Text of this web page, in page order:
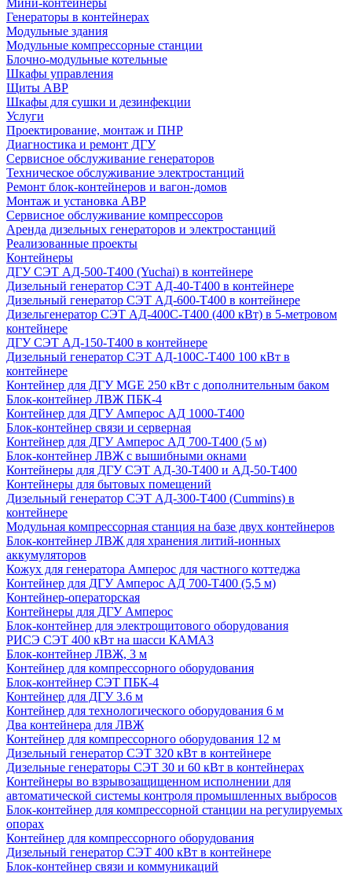
Мини-контейнеры
Генераторы в контейнерах
Модульные здания
Модульные компрессорные станции
Блочно-модульные котельные
Шкафы управления
Щиты АВР
Шкафы для сушки и дезинфекции
Услуги
Проектирование, монтаж и ПНР
Диагностика и ремонт ДГУ
Сервисное обслуживание генераторов
Техническое обслуживание электростанций
Ремонт блок-контейнеров и вагон-домов
Монтаж и установка АВР
Сервисное обслуживание компрессоров
Аренда дизельных генераторов и электростанций
Реализованные проекты
Контейнеры
ДГУ СЭТ АД-500-Т400 (Yuchai) в контейнере
Дизельный генератор СЭТ АД-40-Т400 в контейнере
Дизельный генератор СЭТ АД-600-Т400 в контейнере
Дизельгенератор СЭТ АД-400С-Т400 (400 кВт) в 5-метровом
контейнере
ДГУ СЭТ АД-150-Т400 в контейнере
Дизельный генератор СЭТ АД-100С-Т400 100 кВт в
контейнере
Контейнер для ДГУ MGE 250 кВт с дополнительным баком
Блок-контейнер ЛВЖ ПБК-4
Контейнер для ДГУ Амперос АД 1000-Т400
Блок-контейнер связи и серверная
Контейнер для ДГУ Амперос АД 700-Т400 (5 м)
Блок-контейнер ЛВЖ с вышибными окнами
Контейнеры для ДГУ СЭТ АД-30-Т400 и АД-50-Т400
Контейнеры для бытовых помещений
Дизельный генератор СЭТ АД-300-Т400 (Cummins) в
контейнере
Модульная компрессорная станция на базе двух контейнеров
Блок-контейнер ЛВЖ для хранения литий-ионных
аккумуляторов
Кожух для генератора Амперос для частного коттеджа
Контейнер для ДГУ Амперос АД 700-Т400 (5,5 м)
Контейнер-операторская
Контейнеры для ДГУ Амперос
Блок-контейнер для электрощитового оборудования
РИСЭ СЭТ 400 кВт на шасси КАМАЗ
Блок-контейнер ЛВЖ, 3 м
Контейнер для компрессорного оборудования
Блок-контейнер СЭТ ПБК-4
Контейнер для ДГУ 3.6 м
Контейнер для технологического оборудования 6 м
Два контейнера для ЛВЖ
Контейнер для компрессорного оборудования 12 м
Дизельный генератор СЭТ 320 кВт в контейнере
Дизельные генераторы СЭТ 30 и 60 кВт в контейнерах
Контейнеры во взрывозащищенном исполнении для
автоматической системы контроля промышленных выбросов
Блок-контейнер для компрессорной станции на регулируемых
опорах
Контейнер для компрессорного оборудования
Дизельный генератор СЭТ 400 кВт в контейнере
Блок-контейнер связи и коммуникаций